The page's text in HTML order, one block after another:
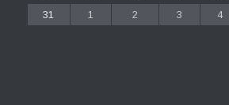
31
1 2 3 4